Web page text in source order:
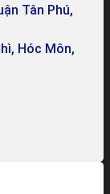
Tân Phú,
Hóc Môn,